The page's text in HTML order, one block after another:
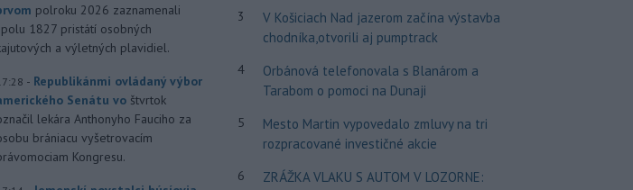
polroku 2026 zaznamenali
1827 pristátí osobných
a výletných plavidiel.
- Republikánmi ovládaný výbor
Senátu vo štvrtok
lekára Anthonyho Fauciho za
brániacu vyšetrovacím
Kongresu.
3
V Košiciach Nad jazerom začína výstavba
chodníka,otvorili aj pumptrack
4
Orbánová telefonovala s Blanárom a
Tarabom o pomoci na Dunaji
5
Mesto Martin vypovedalo zmluvy na tri
rozpracované investičné akcie
6
ZRÁŽKA VLAKU S AUTOM V LOZORNE: